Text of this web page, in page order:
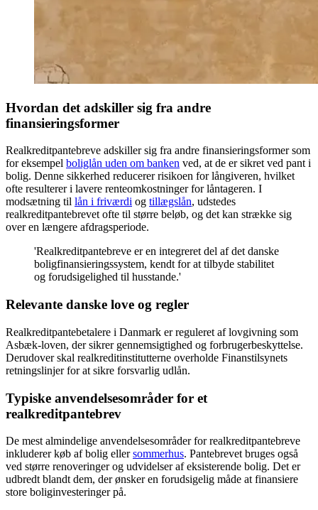
Hvordan det adskiller sig fra andre
finansieringsformer
Realkreditpantebreve adskiller sig fra andre finansieringsformer som
for eksempel boliglån uden om banken ved, at de er sikret ved pant i
bolig. Denne sikkerhed reducerer risikoen for långiveren, hvilket
ofte resulterer i lavere renteomkostninger for låntageren. I
modsætning til lån i friværdi og tillægslån, udstedes
realkreditpantebrevet ofte til større beløb, og det kan strække sig
over en længere afdragsperiode.
'Realkreditpantebreve er en integreret del af det danske
boligfinansieringssystem, kendt for at tilbyde stabilitet
og forudsigelighed til husstande.'
Relevante danske love og regler
Realkreditpantebetalere i Danmark er reguleret af lovgivning som
Asbæk-loven, der sikrer gennemsigtighed og forbrugerbeskyttelse.
Derudover skal realkreditinstitutterne overholde Finanstilsynets
retningslinjer for at sikre forsvarlig udlån.
Typiske anvendelsesområder for et
realkreditpantebrev
De mest almindelige anvendelsesområder for realkreditpantebreve
inkluderer køb af bolig ellersommerhus. Pantebrevet bruges også
ved større renoveringer og udvidelser af eksisterende bolig. Det er
udbredt blandt dem, der ønsker en forudsigelig måde at finansiere
store boliginvesteringer på.